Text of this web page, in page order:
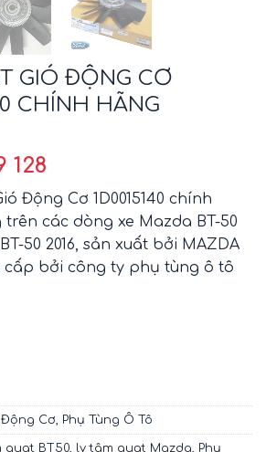
GIÓ ĐỘNG CƠ
CHÍNH HÃNG
128
Động Cơ 1D0015140 chính
trên các dòng xe Mazda BT-50
50 2016, sản xuất bởi MAZDA
cấp bởi công ty phụ tùng ô tô
Động Cơ, Phụ Tùng Ô Tô
quạt BT50, ly tâm quạt Mazda, Phụ